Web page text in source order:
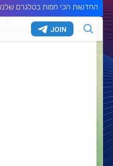
החדשות הכי חמות בטלגרם שלנו